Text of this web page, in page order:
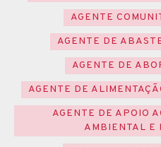
AGENTE
AGENTE DE
AGENTE DE
AGENTE DE
AGENTE DE APOIO
AMBIENTAL E